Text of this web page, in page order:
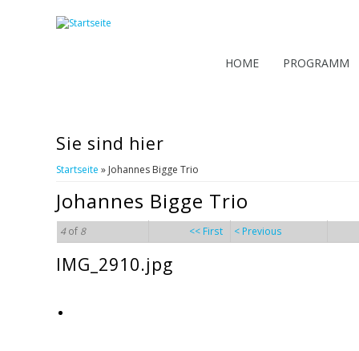
HOME PROGRAMM
Sie sind hier
Startseite » Johannes Bigge Trio
Johannes Bigge Trio
4of 8 << First < Previous
IMG_2910.jpg